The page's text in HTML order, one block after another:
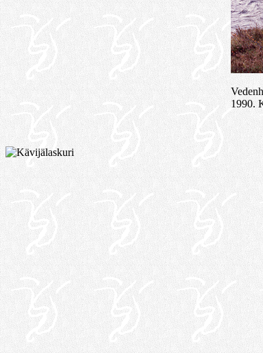
1990.